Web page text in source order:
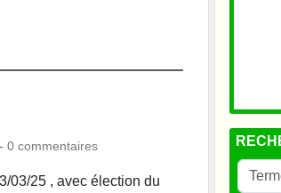
- 0 commentaires
03/25 , avec élection du